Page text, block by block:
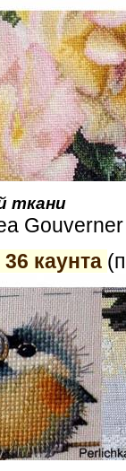
ткани
Gouverner
каунта